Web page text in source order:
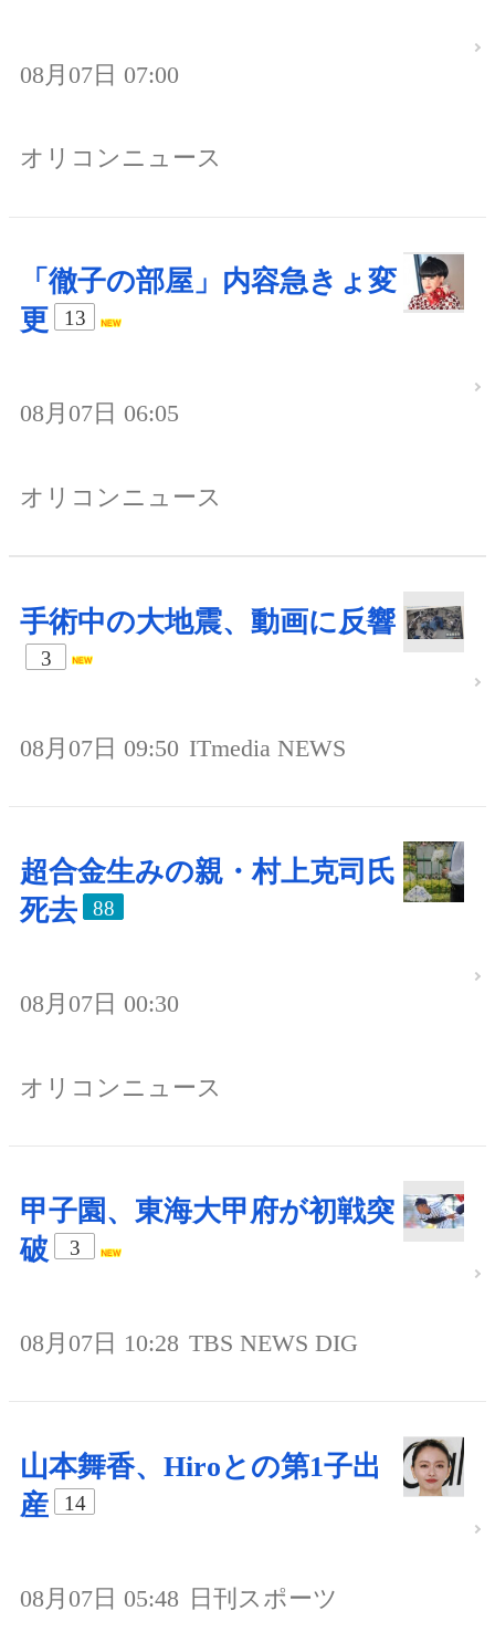
08月07日 07:00
オリコンニュース
「徹子の部屋」内容急きょ変
更
13
08月07日 06:05
オリコンニュース
手術中の大地震、動画に反響
3
08月07日 09:50 ITmedia NEWS
超合金生みの親・村上克司氏
死去
88
08月07日 00:30
オリコンニュース
甲子園、東海大甲府が初戦突
破
3
08月07日 10:28 TBS NEWS DIG
山本舞香、Hiroとの第1子出
産
14
08月07日 05:48 日刊スポーツ